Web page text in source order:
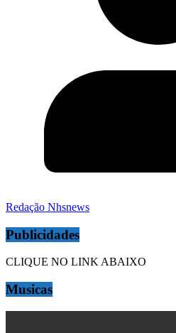
Redação Nhsnews
Publicidades
CLIQUE NO LINK ABAIXO
Musicas